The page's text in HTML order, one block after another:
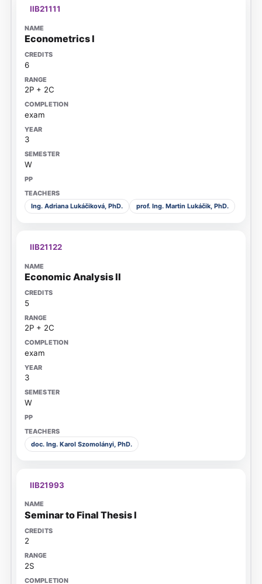
IIB21111
Econometrics I
6
2P + 2C
exam
3
W
Ing. Adriana Lukáčiková, PhD. prof. Ing. Martin Lukáčik, PhD.
IIB21122
Economic Analysis II
5
2P + 2C
exam
3
W
doc. Ing. Karol Szomolányi, PhD.
IIB21993
Seminar to Final Thesis I
2
2S